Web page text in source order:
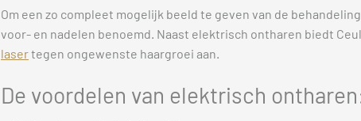
Om een zo compleet mogelijk beeld te geven van de
voor- en nadelen benoemd. Naast elektrisch ontharen biedt
lasertegen ongewenste haargroei aan.
De voordelen van elektrisch